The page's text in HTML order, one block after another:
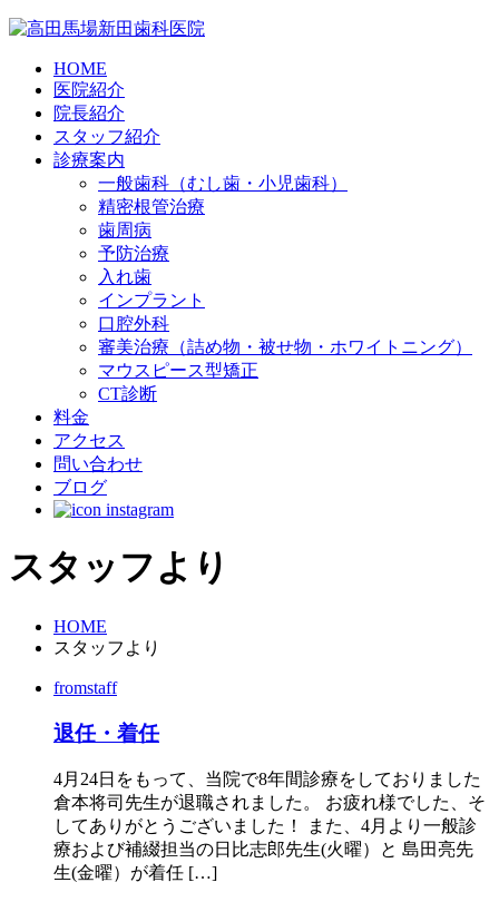
HOME
医院紹介
院長紹介
スタッフ紹介
診療案内
一般歯科（むし歯・小児歯科）
精密根管治療
歯周病
予防治療
入れ歯
インプラント
口腔外科
審美治療（詰め物・被せ物・ホワイトニング）
マウスピース型矯正
CT診断
料金
アクセス
問い合わせ
ブログ
スタッフより
HOME
スタッフより
fromstaff
退任・着任
4月24日をもって、当院で8年間診療をしておりました
倉本将司先生が退職されました。 お疲れ様でした、そ
してありがとうございました！ また、4月より一般診
療および補綴担当の日比志郎先生(火曜）と 島田亮先
生(金曜）が着任 […]